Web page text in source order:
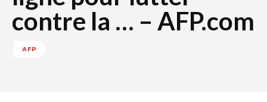
contre la … – AFP.com
AFP